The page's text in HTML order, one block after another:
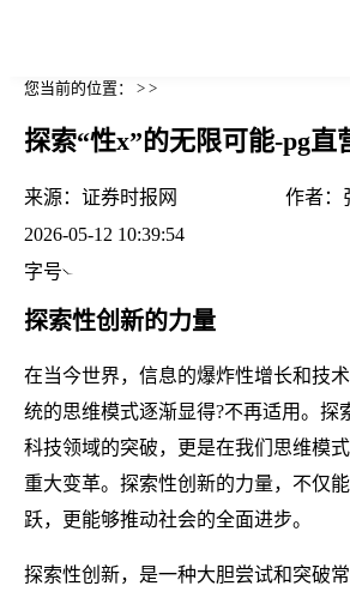
您当前的位置： > >
探索“性x”的无限可能-pg直
来源： 证券时报网 作者：
2026-05-12 10:39:54
字号
探索性创新的力量
在当今世界，信息的爆炸性增长和技
统的思维模式逐渐显得?不再适用。探
科技领域的突破，更是在我们思维模
重大变革。探索性创新的力量，不仅
跃，更能够推动社会的全面进步。
探索性创新，是一种大胆尝试和突破